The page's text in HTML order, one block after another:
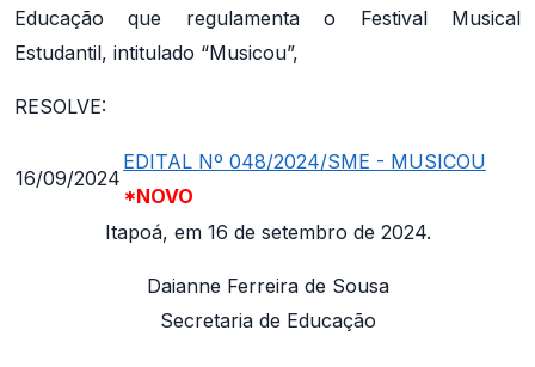
Educação que regulamenta o Festival Musical
Estudantil, intitulado “Musicou”,
RESOLVE:
16/09/2024
EDITAL Nº 048/2024/SME - MUSICOU
*NOVO
Itapoá, em 16 de setembro de 2024.
Daianne Ferreira de Sousa
Secretaria de Educação